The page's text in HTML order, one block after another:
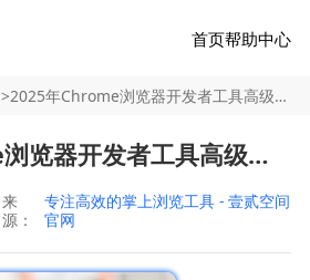
首页帮助中心
>2025年Chrome浏览器开发者工具高级用法
2025年Chrome浏览器开发者工具高级用法
来
源：
专注高效的掌上浏览工具 - 壹贰空间
官网